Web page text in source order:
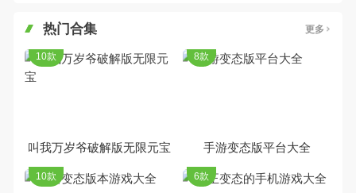
热门合集 更多
叫我万岁爷破解版无限元宝
10款
手游变态版平台大全
8款
10款 6款